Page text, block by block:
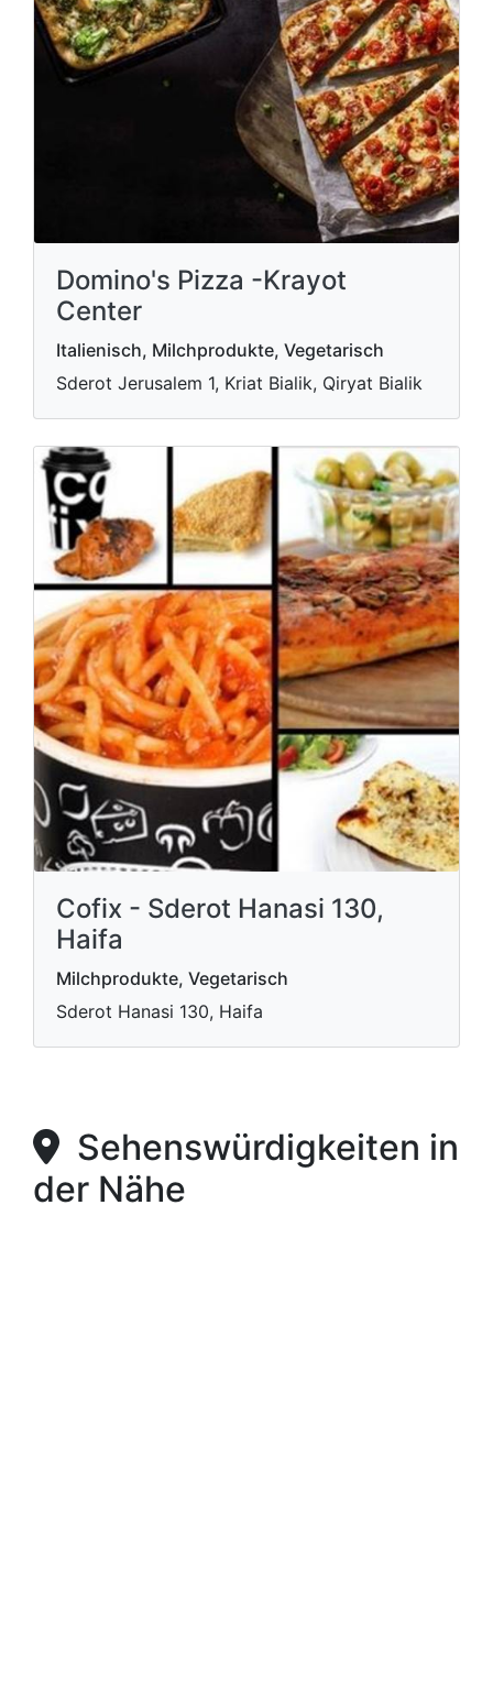
Domino's Pizza -Krayot
Center
Italienisch, Milchprodukte, Vegetarisch
Sderot Jerusalem 1, Kriat Bialik, Qiryat Bialik
Cofix - Sderot Hanasi 130,
Haifa
Milchprodukte, Vegetarisch
Sderot Hanasi 130, Haifa
Sehenswürdigkeiten in
der Nähe